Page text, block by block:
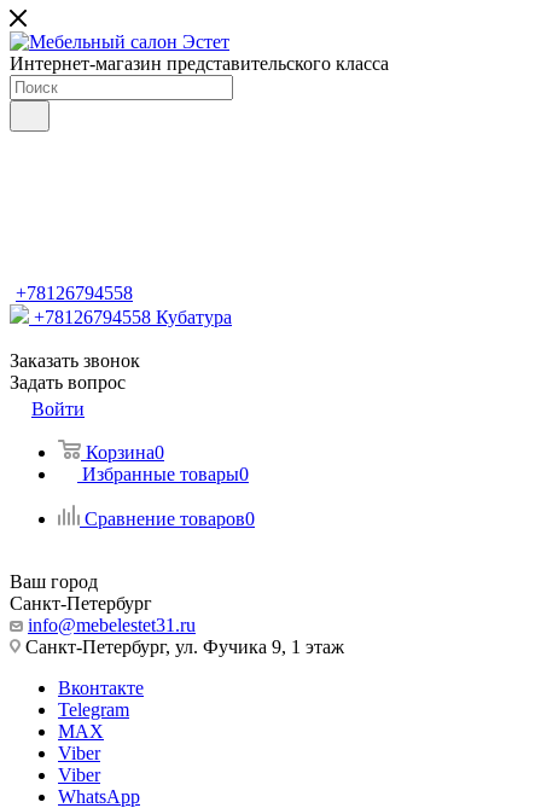
Интернет-магазин представительского класса
+78126794558
+78126794558 Кубатура
Заказать звонок
Задать вопрос
Войти
Корзина0
Избранные товары0
Сравнение товаров0
Ваш город
Санкт-Петербург
info@mebelestet31.ru
Санкт-Петербург, ул. Фучика 9, 1 этаж
Вконтакте
Telegram
MAX
Viber
Viber
WhatsApp